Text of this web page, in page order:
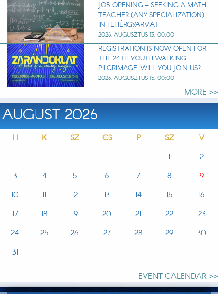
JOB OPENING – SEEKING A MATH
TEACHER (ANY SPECIALIZATION)
IN FEHÉRGYARMAT
2026. AUGUSZTUS 13. 00:00
REGISTRATION IS NOW OPEN FOR
THE 24TH YOUTH WALKING
PILGRIMAGE. WILL YOU JOIN US?
2026. AUGUSZTUS 15. 00:00
MORE >>
AUGUST 2026
H K SZ CS P SZ
V
1
2
3
4 5 6 7 8
9
10
11 12 13 14 15
16
17
18 19 20 21 22
23
24
25 26 27 28 29
30
31
EVENT CALENDAR >>